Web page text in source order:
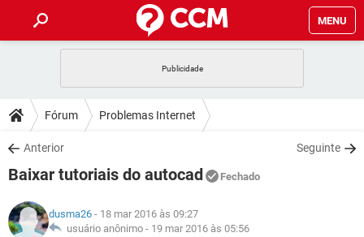
MENU
CELULAR FACEBOOK
OUTLOOK
INSTAGRAM GMAIL
GUIA DE COMPRAS
DICAS
JOGOS WHATSAPP
INSTAGRAM GMAIL
DOWNLOADS
JOGOS WHATSAPP
CELULAR
OUTLOOK EXCEL
JOGOS WHATSAPP
GLOSSÁRIO
Fórum Problemas Internet
Anterior Seguinte
Baixar tutoriais do autocad Fechado
dusma26 - 18 mar 2016 às 09:27
usuário anônimo - 19 mar 2016 às 05:56